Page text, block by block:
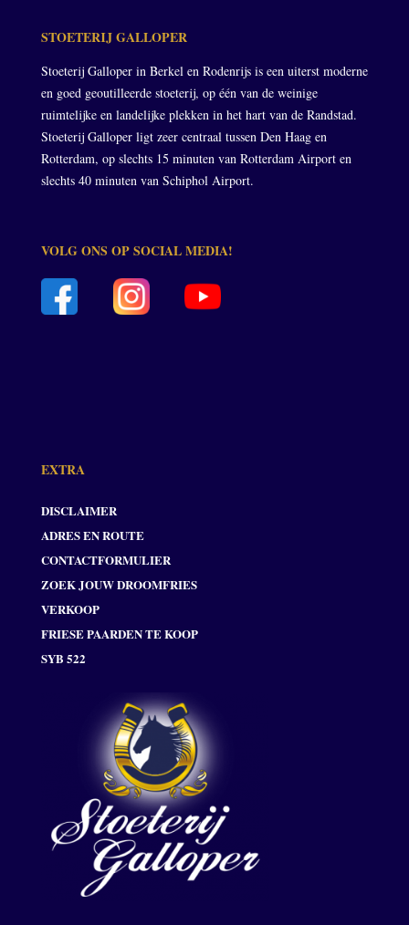
STOETERIJ GALLOPER
Stoeterij Galloper in Berkel en Rodenrijs is een uiterst moderne
en goed geoutilleerde stoeterij, op één van de weinige
ruimtelijke en landelijke plekken in het hart van de Randstad.
Stoeterij Galloper ligt zeer centraal tussen Den Haag en
Rotterdam, op slechts 15 minuten van Rotterdam Airport en
slechts 40 minuten van Schiphol Airport.
VOLG ONS OP SOCIAL MEDIA!
EXTRA
DISCLAIMER
ADRES EN ROUTE
CONTACTFORMULIER
ZOEK JOUW DROOMFRIES
VERKOOP
FRIESE PAARDEN TE KOOP
SYB 522